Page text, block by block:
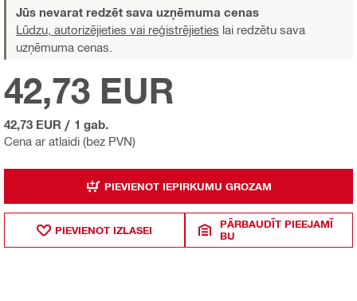
Jūs nevarat redzēt sava uzņēmuma cenas
Lūdzu, autorizējieties vai reģistrējieties lai redzētu sava
uzņēmuma cenas.
Cena ar atlaidi (bez PVN)
42,73 EUR
42,73 EUR / 1 gab.
PIEVIENOT IEPIRKUMU GROZAM
PIEVIENOT IZLASEI
PĀRBAUDĪT PIEEJAMĪ
BU